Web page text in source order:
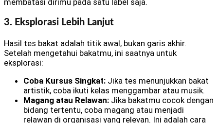
3. Eksplorasi Lebih Lanjut
Hasil tes bakat adalah titik awal, bukan garis akhir.
Setelah mengetahui bakatmu, ini saatnya untuk
eksplorasi:
Coba Kursus Singkat: Jika tes menunjukkan bakat
artistik, coba ikuti kelas menggambar atau musik.
Magang atau Relawan: Jika bakatmu cocok dengan
bidang tertentu, coba magang atau menjadi
relawan di organisasi yang relevan. Ini adalah cara